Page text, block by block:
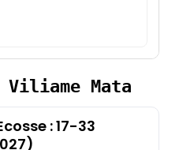
Mata
: 17-33